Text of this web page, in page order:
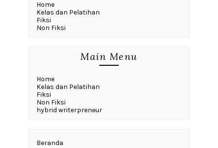
Home
Kelas dan Pelatihan
Fiksi
Non Fiksi
Main Menu
Home
Kelas dan Pelatihan
Fiksi
Non Fiksi
hybrid writerpreneur
Beranda